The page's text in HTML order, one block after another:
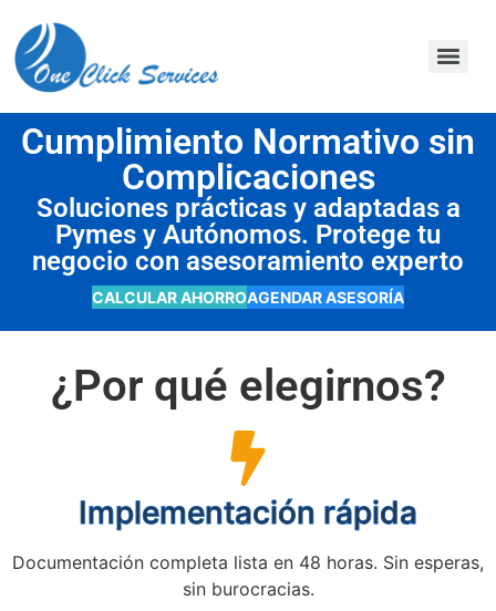
Cumplimiento Normativo sin
Complicaciones
Soluciones prácticas y adaptadas a
Pymes y Autónomos. Protege tu
negocio con asesoramiento experto
CALCULAR AHORROAGENDAR ASESORÍA
¿Por qué elegirnos?
Implementación rápida
Documentación completa lista en 48 horas. Sin esperas,
sin burocracias.